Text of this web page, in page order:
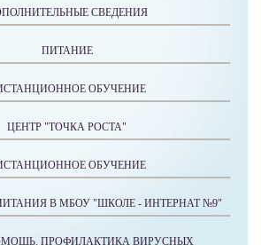
СВЕДЕНИЯ
ПИТАНИЕ
ОБУЧЕНИЕ
ЦЕНТР "ТОЧКА РОСТА"
ОБУЧЕНИЕ
В МБОУ "ШКОЛЕ - ИНТЕРНАТ №9"
ПРОФИЛАКТИКА ВИРУСНЫХ